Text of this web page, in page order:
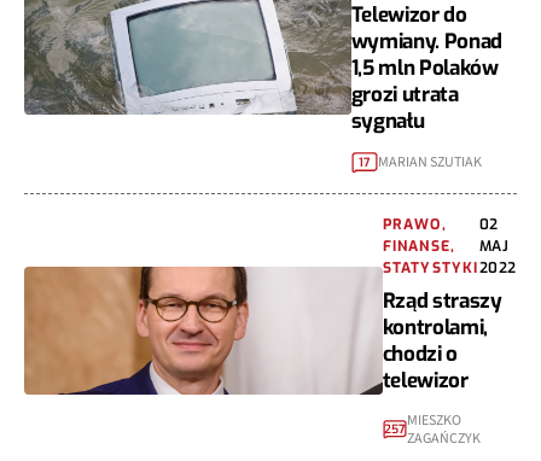
Telewizor do
wymiany. Ponad
1,5 mln Polaków
grozi utrata
sygnału
17 MARIAN SZUTIAK
PRAWO,
FINANSE,
STATYSTYKI
02
MAJ
2022
Rząd straszy
kontrolami,
chodzi o
telewizor
257MIESZKO
ZAGAŃCZYK